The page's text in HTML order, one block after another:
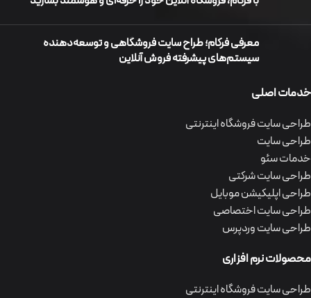
معرفی فرکام؛ طراح سایت فروشگاهی و توسعه‌دهنده
سیستم‌های پیشرفته فروش آنلاین
خدمات اصلی
طراحی سایت فروشگاه اینترنتی
طراحی سایت
خدمات سئو
طراحی سایت شرکتی
طراحی اپلیکیشن موبایل
طراحی سایت اختصاصی
طراحی سایت وردپرس
محصولات نرم افزاری
طراحی سایت فروشگاه اینترنتی